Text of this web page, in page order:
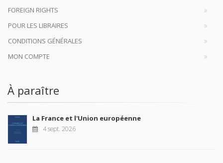
FOREIGN RIGHTS
POUR LES LIBRAIRES
CONDITIONS GÉNÉRALES
MON COMPTE
À paraître
La France et l'Union européenne
4 sept. 2026